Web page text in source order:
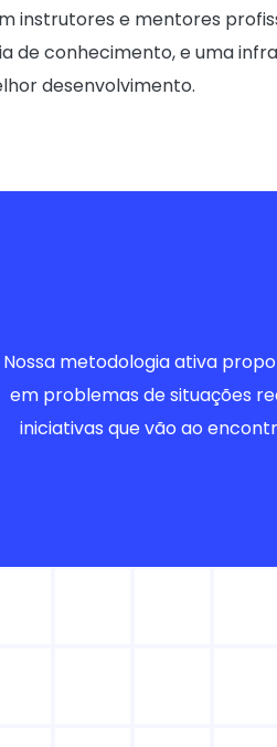
instrutores e mentores
de conhecimento, e uma
desenvolvimento.
Nossa metodologia ativa
em problemas de situações
iniciativas que vão ao